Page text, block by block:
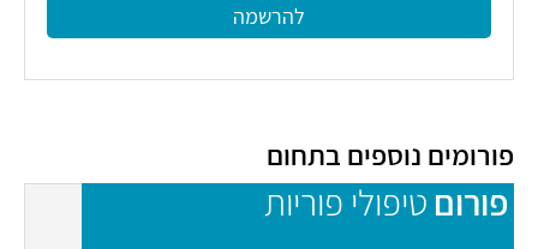
להרשמה
פורומים נוספים בתחום
פורום טיפולי פוריות